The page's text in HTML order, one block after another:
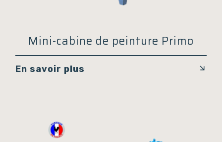
Mini-cabine de peinture Primo
En savoir plus